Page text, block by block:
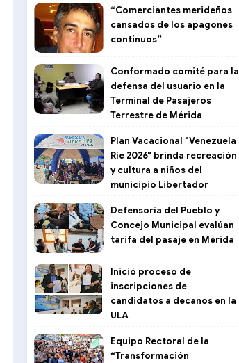
“Comerciantes merideños
cansados de los apagones
continuos”
Conformado comité para la
defensa del usuario en la
Terminal de Pasajeros
Terrestre de Mérida
Plan Vacacional "Venezuela
Ríe 2026" brinda recreación
y cultura a niños del
municipio Libertador
Defensoría del Pueblo y
Concejo Municipal evalúan
tarifa del pasaje en Mérida
Inició proceso de
inscripciones de
candidatos a decanos en la
ULA
Equipo Rectoral de la
“Transformación